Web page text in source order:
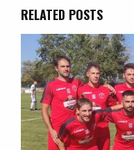
RELATED POSTS